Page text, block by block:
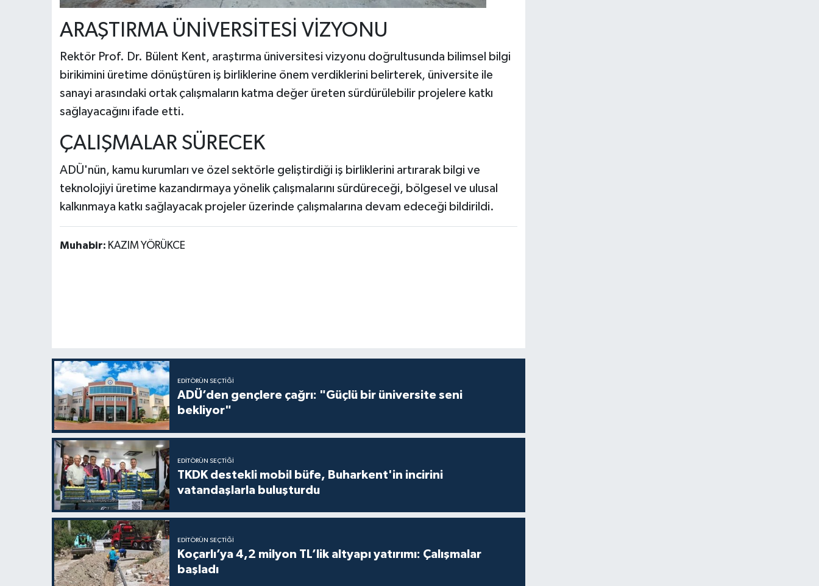
ARAŞTIRMA ÜNİVERSİTESİ VİZYONU
Rektör Prof. Dr. Bülent Kent, araştırma üniversitesi vizyonu doğrultusunda bilimsel bilgi
birikimini üretime dönüştüren iş birliklerine önem verdiklerini belirterek, üniversite ile
sanayi arasındaki ortak çalışmaların katma değer üreten sürdürülebilir projelere katkı
sağlayacağını ifade etti.
ÇALIŞMALAR SÜRECEK
ADÜ'nün, kamu kurumları ve özel sektörle geliştirdiği iş birliklerini artırarak bilgi ve
teknolojiyi üretime kazandırmaya yönelik çalışmalarını sürdüreceği, bölgesel ve ulusal
kalkınmaya katkı sağlayacak projeler üzerinde çalışmalarına devam edeceği bildirildi.
Muhabir: KAZIM YÖRÜKCE
EDITÖRÜN SEÇTIĞI
ADÜ’den gençlere çağrı: "Güçlü bir üniversite seni
bekliyor"
EDITÖRÜN SEÇTIĞI
TKDK destekli mobil büfe, Buharkent'in incirini
vatandaşlarla buluşturdu
EDITÖRÜN SEÇTIĞI
Koçarlı’ya 4,2 milyon TL’lik altyapı yatırımı: Çalışmalar
başladı